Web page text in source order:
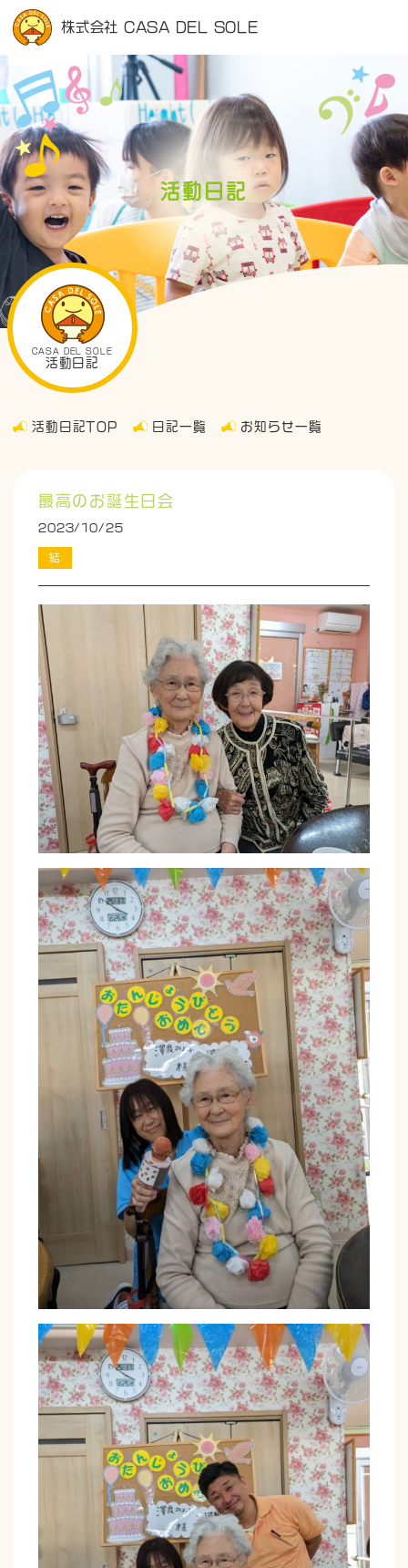
株式会社 CASA DEL SOLE
活動日記
CASA DEL SOLE
活動日記
活動日記TOP 日記一覧 お知らせ一覧
最高のお誕生日会
2023/10/25
結